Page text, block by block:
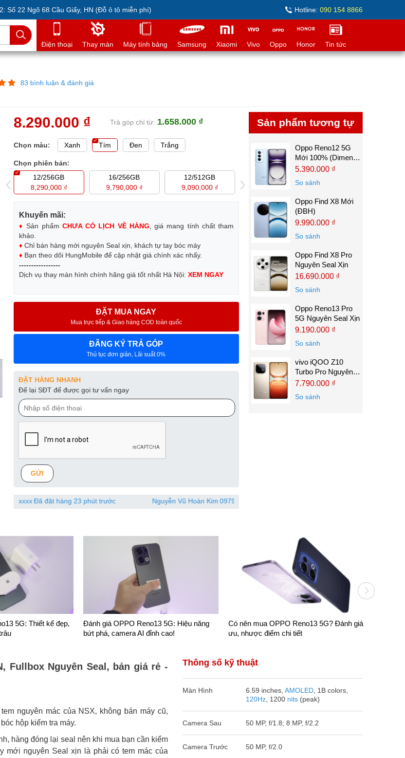
Số 22 Ngõ 68 Cầu Giấy, HN (Đỗ ô tô miễn phí) Hotline: 090 154 8866
Điện thoại Thay màn Máy tính bảng Samsung Xiaomi Vivo Oppo Honor Tin tức
83 bình luận & đánh giá
8.290.000 ₫ Trả góp chỉ từ: 1.658.000 ₫
Chọn màu: Xanh Tím Đen Trắng
Chọn phiên bản:
12/256GB
8,290,000 ₫
16/256GB
9,790,000 ₫
12/512GB
9,090,000 ₫
16/512GB
10,990,000 ₫
Khuyến mãi:
♦ Sản phẩm CHƯA CÓ LỊCH VỀ HÀNG , giá mang tính chất tham
khảo.
♦Chỉ bán hàng mới nguyên Seal xịn, khách tự tay bóc máy
♦Bạn theo dõi HungMobile để cập nhật giá chính xác nhấy.
-----------------
Dịch vụ thay màn hình chính hãng giá tốt nhất Hà Nội: XEM NGAY
ĐẶT MUA NGAY
Mua trực tiếp & Giao hàng COD toàn quốc
ĐĂNG KÝ TRẢ GÓP
Thủ tục đơn giản, Lãi suất 0%
ĐẶT HÀNG NHANH
Để lại SĐT để được gọi tư vấn ngay
GỬI
Đã đặt hàng 23 phút trước Nguyễn Vũ Hoàn Kim097904xxxxĐã đặt hàng 38 phút trước
Sản phẩm tương tự
Oppo Reno12 5G
Mới 100% (Dimen
8250)
5.390.000 ₫
So sánh
Oppo Find X8 Mới
(ĐBH)
9.990.000 ₫
So sánh
Oppo Find X8 Pro
Nguyên Seal Xịn
16.690.000 ₫
So sánh
Oppo Reno13 Pro
5G Nguyên Seal Xịn
9.190.000 ₫
So sánh
vivo iQOO Z10
Turbo Pro Nguyên
Seal Xịn
7.790.000 ₫
So sánh
5G: Thiết kế đẹp,
Đánh giá OPPO Reno13 5G: Hiệu năng
bứt phá, camera AI đỉnh cao!
Có nên mua OPPO Reno13 5G? Đánh giá
ưu, nhược điểm chi tiết
Fullbox Nguyên Seal, bản giá rẻ -
nguyên mác của NSX, không bán máy cũ,
hộp kiểm tra máy.
hàng đóng lại seal nên khi mua bạn cần kiểm
mới nguyên Seal xịn là phải có tem mác của
Thông số kỹ thuật
Màn Hình 6.59 inches, AMOLED, 1B colors,
120Hz, 1200 nits(peak)
Camera Sau 50 MP, f/1.8; 8 MP, f/2.2
Camera Trước 50 MP, f/2.0